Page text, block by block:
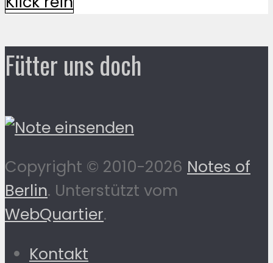
Fütter uns doch
Copyright © 2010-2026 Notes of
Berlin. Unterstützt vom
WebQuartier.
Kontakt